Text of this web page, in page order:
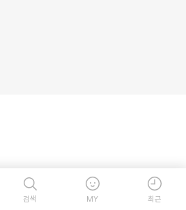
검색 MY 최근